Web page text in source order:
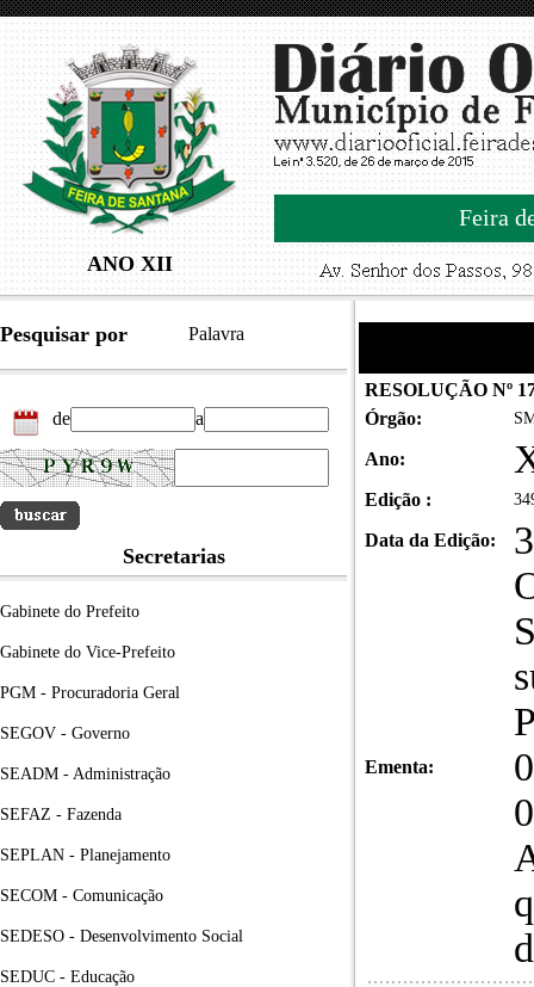
ANO XII
Feira
Pesquisar por Palavra
de a
Secretarias
Gabinete do Prefeito
Gabinete do Vice-Prefeito
PGM - Procuradoria Geral
SEGOV - Governo
SEADM - Administração
SEFAZ - Fazenda
SEPLAN - Planejamento
SECOM - Comunicação
SEDESO - Desenvolvimento Social
SEDUC - Educação
RESOLUÇÃO Nº
Órgão:
Ano:
Edição :
Data da Edição:
Ementa: